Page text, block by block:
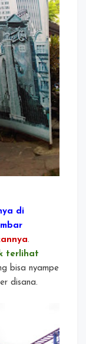
di
.
terlihat
bisa nyampe
disana.